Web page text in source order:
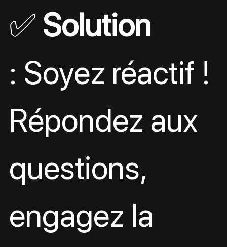
✅ Solution
: Soyez réactif !
Répondez aux
questions,
engagez la